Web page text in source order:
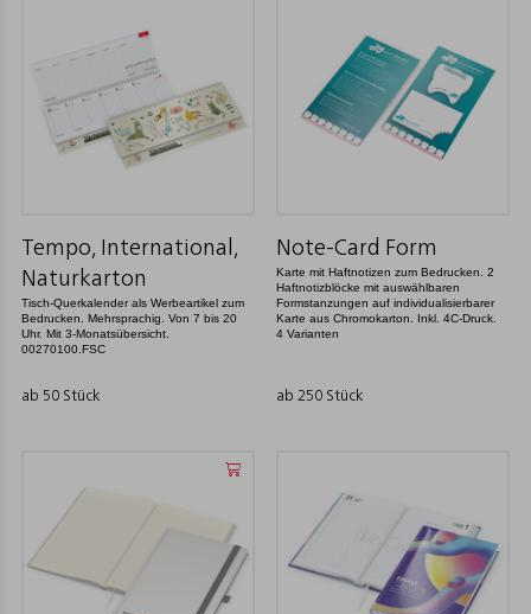
Tempo, International,
Naturkarton
Tisch-Querkalender als Werbeartikel zum
Bedrucken. Mehrsprachig. Von 7 bis 20
Uhr. Mit 3-Monatsübersicht.
00270100.FSC
ab 50 Stück
Note-Card Form
Karte mit Haftnotizen zum Bedrucken. 2
Haftnotizblöcke mit auswählbaren
Formstanzungen auf individualisierbarer
Karte aus Chromokarton. Inkl. 4C-Druck.
4 Varianten
ab 250 Stück